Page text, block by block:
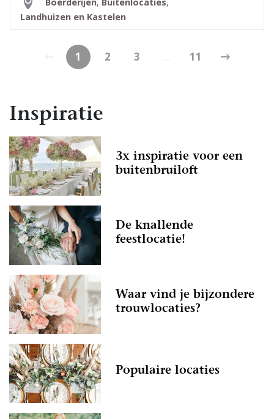
Landhuizen en Kastelen
1 2 3 11
Inspiratie
3x inspiratie voor een
buitenbruiloft
De knallende
feestlocatie!
Waar vind je bijzondere
trouwlocaties?
Populaire locaties